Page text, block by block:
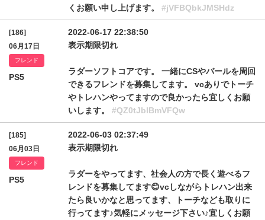
くお願い申し上げます。 #jVFBQbkJMSHdz
[186]
06月17日
フレンド
PS5
2022-06-17 22:38:50
表示期限切れ
ラダーソフトコアです。 一緒にCSやバールを周回
できるフレンドを募集してます。 vcありでトーチ
やトレハンやってますので良かったら宜しくお願
いします。 #QZ0tJblBmVFQw
[185]
06月03日
フレンド
PS5
2022-06-03 02:37:49
表示期限切れ
ラダーをやってます、社会人の方で長く遊べるフ
レンドを募集してます😊vcしながらトレハン出来
たら良いかなと思ってます、トーチなども取りに
行ってます♪気軽にメッセージ下さい♪宜しくお願